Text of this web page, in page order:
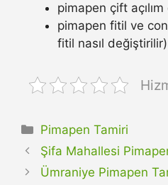
pimapen çift
pimapen fitil ve
fitil nasıl değiştirilir)
Kategoriler
Pimapen Tamiri
Şifa Mahallesi
Ümraniye Pimapen